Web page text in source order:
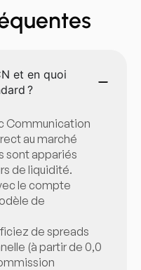
et en quoi
?
Communication
au marché
sont appariés
de liquidité.
le compte
de
de spreads
(à partir de 0,0